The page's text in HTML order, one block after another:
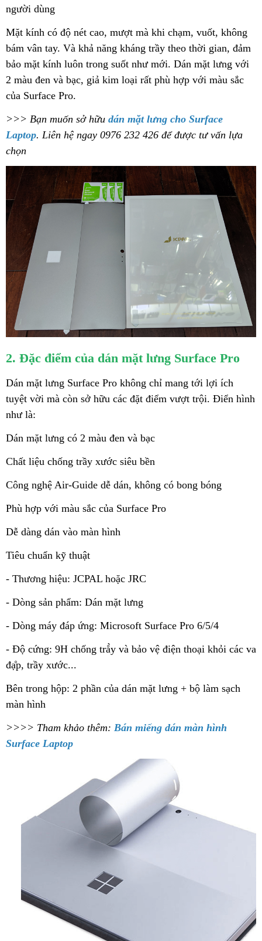
người dùng
Mặt kính có độ nét cao, mượt mà khi chạm, vuốt, không
bám vân tay. Và khả năng kháng trầy theo thời gian, đảm
bảo mặt kính luôn trong suốt như mới. Dán mặt lưng với
2 màu đen và bạc, giả kim loại rất phù hợp với màu sắc
của Surface Pro.
>>> Bạn muốn sở hữu dán mặt lưng cho Surface
Laptop. Liên hệ ngay 0976 232 426 để được tư vấn lựa
chọn
2. Đặc điểm của dán mặt lưng Surface Pro
Dán mặt lưng Surface Pro không chỉ mang tới lợi ích
tuyệt vời mà còn sở hữu các đặt điểm vượt trội. Điển hình
như là:
Dán mặt lưng có 2 màu đen và bạc
Chất liệu chống trầy xước siêu bền
Công nghệ Air-Guide dễ dán, không có bong bóng
Phù hợp với màu sắc của Surface Pro
Dễ dàng dán vào màn hình
Tiêu chuẩn kỹ thuật
- Thương hiệu: JCPAL hoặc JRC
- Dòng sản phẩm: Dán mặt lưng
- Dòng máy đáp ứng: Microsoft Surface Pro 6/5/4
- Độ cứng: 9H chống trå̀y và bảo vệ điện thoại khỏi các va
đạ̊p, trầy xước...
Bên trong hộp: 2 phần của dán mặt lưng + bộ làm sạch
màn hình
>>>> Tham khảo thêm: Bán miếng dán màn hình
Surface Laptop